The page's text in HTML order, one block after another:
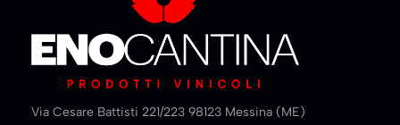
Via Cesare Battisti 221/223 98123 Messina (ME)